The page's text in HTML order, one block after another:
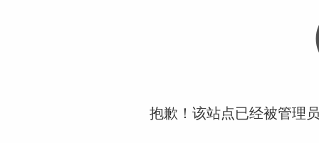
抱歉！该站点已经被管理